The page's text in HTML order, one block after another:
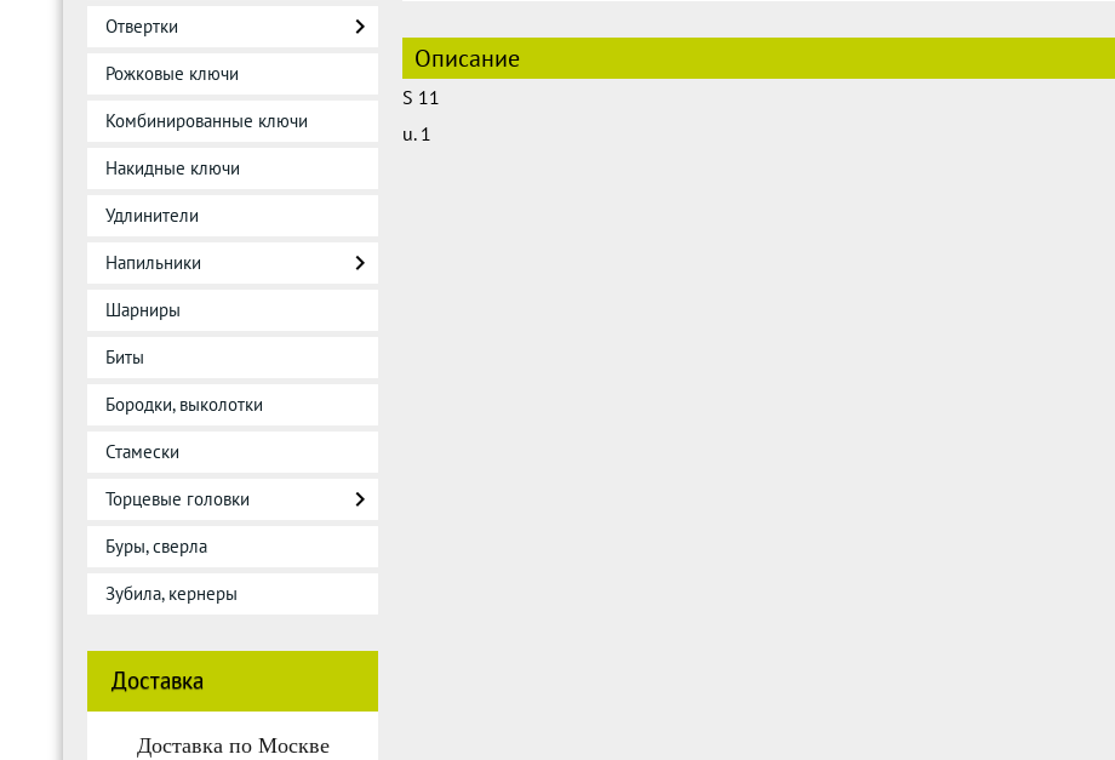
Отвертки
Рожковые ключи
Комбинированные ключи
Накидные ключи
Удлинители
Напильники
Шарниры
Биты
Бородки, выколотки
Стамески
Торцевые головки
Буры, сверла
Зубила, кернеры
Доставка
Доставка по Москве
Описание
S 11
u. 1